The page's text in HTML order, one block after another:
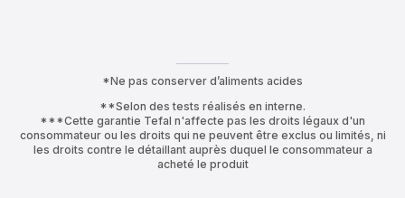
*Ne pas conserver d’aliments acides
**Selon des tests réalisés en interne.
***Cette garantie Tefal n'affecte pas les droits légaux d'un
consommateur ou les droits qui ne peuvent être exclus ou limités, ni
les droits contre le détaillant auprès duquel le consommateur a
acheté le produit